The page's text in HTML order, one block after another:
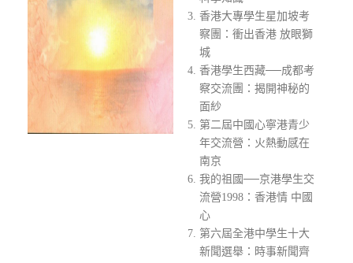
香港大專學生星加坡考
察團：衝出香港 放眼獅
城
香港學生西藏──成都考
察交流團：揭開神秘的
面紗
第二屆中國心寧港青少
年交流營：火熱動感在
南京
我的祖國──京港學生交
流營1998：香港情 中國
心
第六屆全港中學生十大
新聞選舉：時事新聞齊